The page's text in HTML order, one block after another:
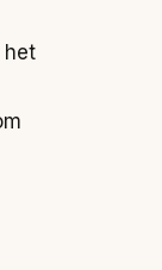
het